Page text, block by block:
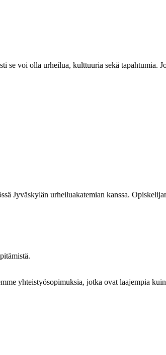
se voi olla urheilua, kulttuuria sekä tapahtumia.
Jyväskylän urheiluakatemian kanssa.
yhteistyösopimuksia, jotka ovat laajempia